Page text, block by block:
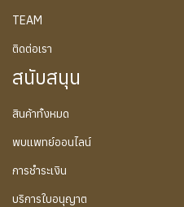
TEAM
ติดต่อเรา
สนับสนุน
สินค้าทั้งหมด
พบแพทย์ออนไลน์
การชำระเงิน
บริการใบอนุญาต